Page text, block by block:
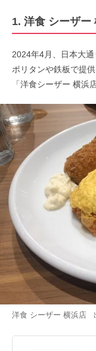
1. 洋食 シーザー
2024年4月、日本大
ポリタンや鉄板で提
「洋食シーザー 横浜
洋食 シーザー 横浜店